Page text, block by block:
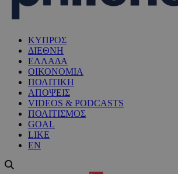
ΚΥΠΡΟΣ
ΔΙΕΘΝΗ
ΕΛΛΑΔΑ
ΟΙΚΟΝΟΜΙΑ
ΠΟΛΙΤΙΚΗ
ΑΠΟΨΕΙΣ
VIDEOS & PODCASTS
ΠΟΛΙΤΙΣΜΟΣ
GOAL
LIKE
EN